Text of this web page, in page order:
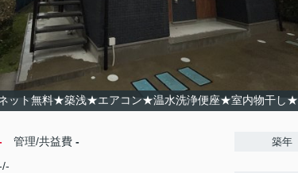
ット無料★築浅★エアコン★温水洗浄便座★室内物干し★
管理/共益費 - 築年